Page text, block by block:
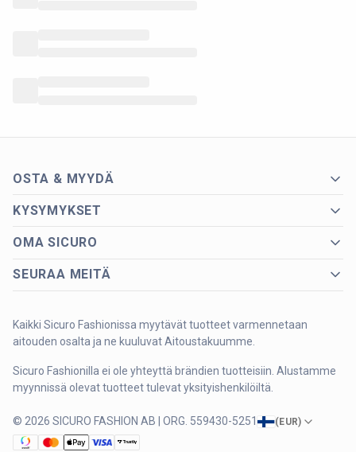
OSTA & MYYDÄ
KYSYMYKSET
OMA SICURO
SEURAA MEITÄ
Kaikki Sicuro Fashionissa myytävät tuotteet varmennetaan
aitouden osalta ja ne kuuluvat Aitoustakuumme.
Sicuro Fashionilla ei ole yhteyttä brändien tuotteisiin. Alustamme
myynnissä olevat tuotteet tulevat yksityishenkilöiltä.
© 2026 SICURO FASHION AB | ORG. 559430-5251 (EUR)